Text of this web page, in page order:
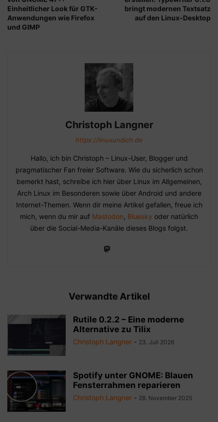
Einheitlicher Look für GTK-
Anwendungen wie Firefox
und GIMP
bringt modernen Textsatz
auf den Linux-Desktop
Christoph Langner
https://linuxundich.de
Hallo, ich bin Christoph – Linux-User, Blogger und
pragmatischer Fan freier Software. Wie du sicherlich schon
bemerkt hast, schreibe ich hier über Linux im Allgemeinen,
Arch Linux im Besonderen sowie über Android und andere
Internet-Themen. Wenn dir meine Artikel gefallen, freue ich
mich, wenn du mir auf Mastodon Bluesky oder natürlich
über die Social-Media-Kanäle dieses Blogs folgst.
Verwandte Artikel
Rutile 0.2.2 – Eine moderne
Alternative zu Tilix
Christoph Langner - 23. Juli 2026
Spotify unter GNOME: Blauen
Fensterrahmen reparieren
Christoph Langner - 28. November 2025